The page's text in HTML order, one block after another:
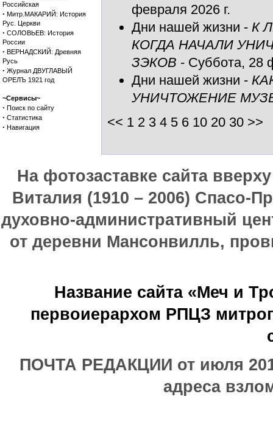
Российская
· Митр.МАКАРИЙ: История
Рус. Церкви
· СОЛОВЬЕВ: История
России
· ВЕРНАДСКИЙ: Древняя
Русь
· Журнал ДВУГЛАВЫЙ
ОРЕЛЪ 1921 год
~Сервисы~
· Поиск по сайту
· Статистика
· Навигация
февраля 2026 г.
Дни нашей жизни - К
КОГДА НАЧАЛИ
ЗЭКОВ - Суббота, 28
Дни нашей жизни -
УНИЧТОЖЕНИЕ
<< 1 2 3 4 5 6 10 20 30 >>
На фотозаставке сайта
Виталия (1910 – 2006) Спасо-
духовно-административный
от деревни Мансонвилль,
Название сайта «Меч и
первоиерархом РПЦЗ
ПОЧТА РЕДАКЦИИ от июля
адреса